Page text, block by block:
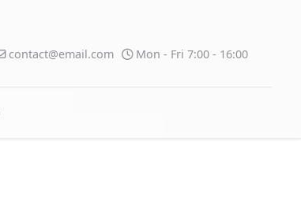
contact@email.com Mon - Fri 7:00 - 16:00